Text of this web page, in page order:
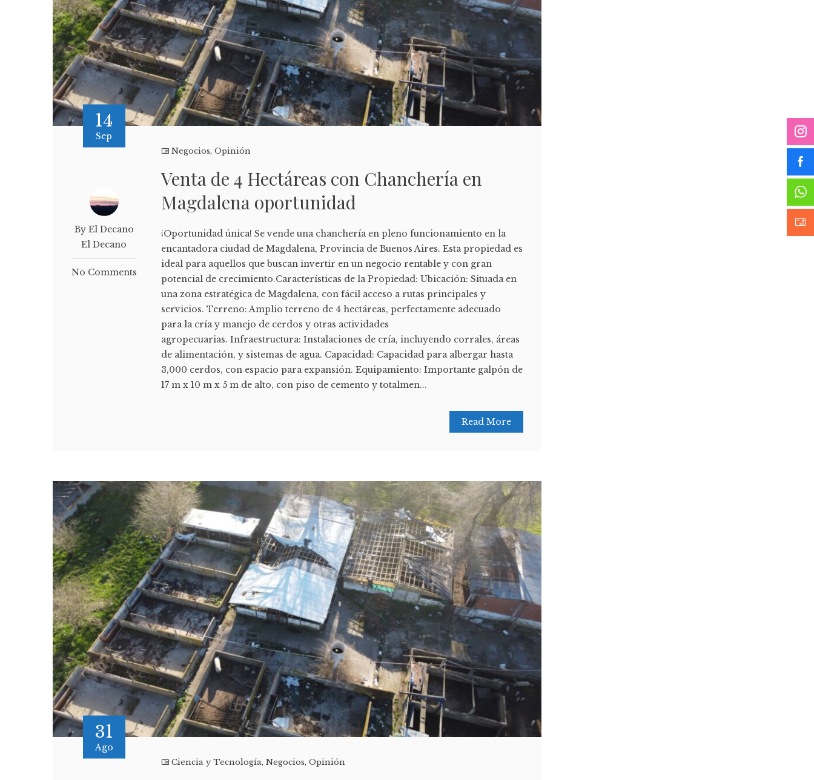
14
Sep
By El Decano
El Decano
No Comments
Negocios,Opinión
Venta de 4 Hectáreas con Chanchería en
Magdalena oportunidad
¡Oportunidad única! Se vende una chanchería en pleno funcionamiento en la
encantadora ciudad de Magdalena, Provincia de Buenos Aires. Esta propiedad es
ideal para aquellos que buscan invertir en un negocio rentable y con gran
potencial de crecimiento.Características de la Propiedad: Ubicación: Situada en
una zona estratégica de Magdalena, con fácil acceso a rutas principales y
servicios. Terreno: Amplio terreno de 4 hectáreas, perfectamente adecuado
para la cría y manejo de cerdos y otras actividades
agropecuarias. Infraestructura: Instalaciones de cría, incluyendo corrales, áreas
de alimentación, y sistemas de agua. Capacidad: Capacidad para albergar hasta
3,000 cerdos, con espacio para expansión. Equipamiento: Importante galpón de
17 m x 10 m x 5 m de alto, con piso de cemento y totalmen...
Read More
31
Ago
Ciencia y Tecnología,Negocios,Opinión